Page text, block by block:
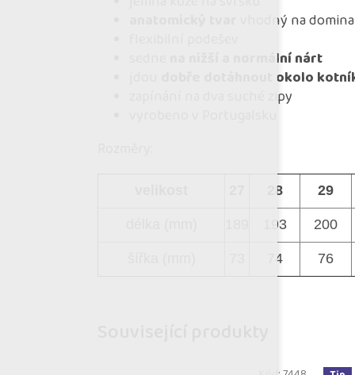
vhodný na
na nižší a normální nárt
dobře dotáhnout okolo
zapínání na dva suché zipy
28 29
193 200
74 76